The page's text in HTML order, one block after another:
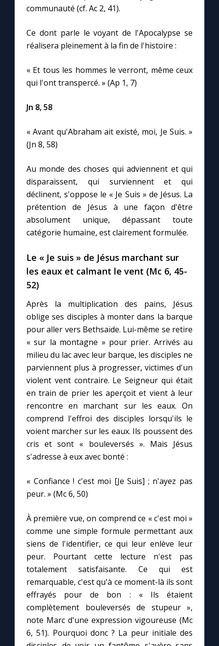
communauté (cf. Ac 2, 41).
Ce dont parle le voyant de l'Apocalypse se
réalisera pleinement à la fin de l'histoire :
« Et tous les hommes le verront, même ceux
qui l'ont transpercé. » (Ap 1, 7)
Jn 8, 58
« Avant qu'Abraham ait existé, moi, Je Suis. »
(Jn 8, 58)
Au monde des choses qui adviennent et qui
disparaissent, qui surviennent et qui
déclinent, s'oppose le « Je Suis » de Jésus. La
prétention de Jésus à une façon d'être
absolument unique, dépassant toute
catégorie humaine, est clairement formulée.
Le « Je suis » de Jésus marchant sur
les eaux et calmant le vent (Mc 6, 45-
52)
Après la multiplication des pains, Jésus
oblige ses disciples à monter dans la barque
pour aller vers Bethsaïde. Lui-même se retire
« sur la montagne » pour prier. Arrivés au
milieu du lac avec leur barque, les disciples ne
parviennent plus à progresser, victimes d'un
violent vent contraire. Le Seigneur qui était
en train de prier les aperçoit et vient à leur
rencontre en marchant sur les eaux. On
comprend l'effroi des disciples lorsqu'ils le
voient marcher sur les eaux. Ils poussent des
cris et sont « bouleversés ». Mais Jésus
s'adresse à eux avec bonté :
« Confiance ! c'est moi [Je Suis] ; n'ayez pas
peur. » (Mc 6, 50)
À première vue, on comprend ce « c'est moi »
comme une simple formule permettant aux
siens de l'identifier, ce qui leur enlève leur
peur. Pourtant cette lecture n'est pas
totalement satisfaisante. Ce qui est
remarquable, c'est qu'à ce moment-là ils sont
effrayés pour de bon : « Ils étaient
complètement bouleversés de stupeur »,
note Marc d'une expression vigoureuse (Mc
6, 51). Pourquoi donc ? La peur initiale des